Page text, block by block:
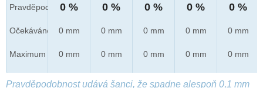
Pravděpod.
Očekáváno
Maximum
0 %
0 mm
0 mm
0 %
0 mm
0 mm
0 %
0 mm
0 mm
0 %
0 mm
0 mm
0 %
0 mm
0 mm
Pravděpodobnost udává šanci, že spadne alespoň 0,1 mm